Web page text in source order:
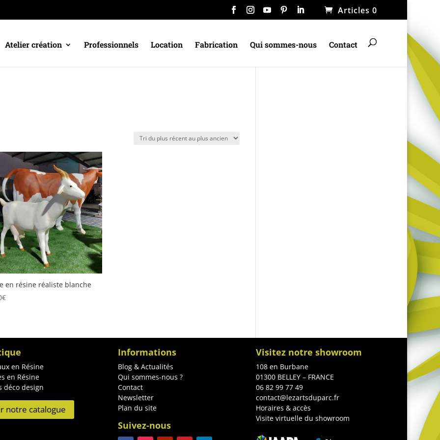
Articles 0
Atelier création Professionnels Location Fabrication Qui sommes-nous Contact
en résine réaliste blanche
€
en Résine
en Résine
déco design
notre catalogue
Informations
Blog & Actualités
Qui sommes-nous ?
Contact
Newsletter
Plan du site
Suivez-nous
Visitez notre showroom
108 en Burbane
01300 BELLEY – FRANCE
06 82 99 77 49
contact@lezartsduparc.fr
Horaires & accès
Visite virtuelle du showroom